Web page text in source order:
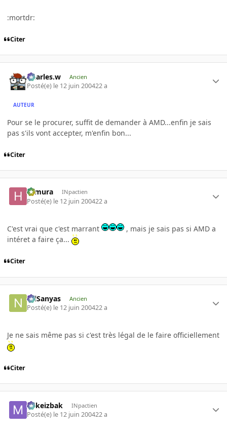
:mortdr:
Citer
Charles.w Ancien
Posté(e) le 12 juin 200422 a
AUTEUR
Pour se le procurer, suffit de demander à AMD...enfin je sais
pas s'ils vont accepter, m'enfin bon...
Citer
Himura INpactien
Posté(e) le 12 juin 200422 a
C'est vrai que c'est marrant
, mais je sais pas si AMD a
intéret a faire ça...
Citer
NilSanyas Ancien
Posté(e) le 12 juin 200422 a
Je ne sais même pas si c'est très légal de le faire officiellement
Citer
Mikeizbak INpactien
Posté(e) le 12 juin 200422 a